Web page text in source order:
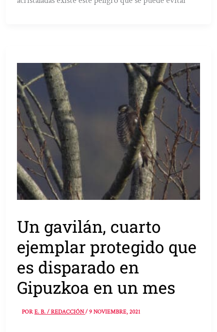
Un gavilán, cuarto
ejemplar protegido que
es disparado en
Gipuzkoa en un mes
PORE. B. / REDACCIÓN/9 NOVIEMBRE, 2021